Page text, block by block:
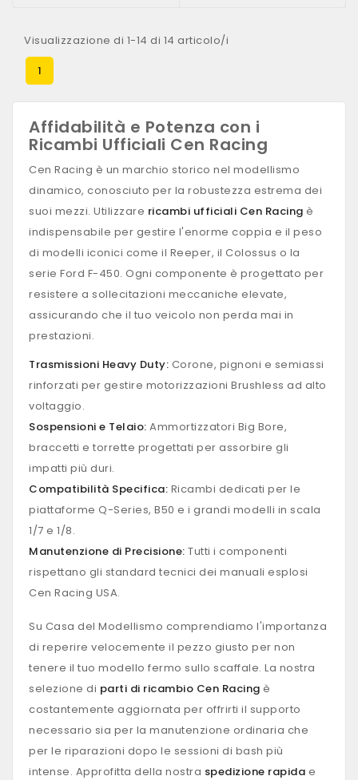
Visualizzazione di 1-14 di 14 articolo/i
1
Affidabilità e Potenza con i
Ricambi Ufficiali Cen Racing
Cen Racing è un marchio storico nel modellismo
dinamico, conosciuto per la robustezza estrema dei
suoi mezzi. Utilizzare ricambi ufficiali Cen Racing è
indispensabile per gestire l'enorme coppia e il peso
di modelli iconici come il Reeper, il Colossus o la
serie Ford F-450. Ogni componente è progettato per
resistere a sollecitazioni meccaniche elevate,
assicurando che il tuo veicolo non perda mai in
prestazioni.
Trasmissioni Heavy Duty: Corone, pignoni e semiassi
rinforzati per gestire motorizzazioni Brushless ad alto
voltaggio.
Sospensioni e Telaio: Ammortizzatori Big Bore,
braccetti e torrette progettati per assorbire gli
impatti più duri.
Compatibilità Specifica: Ricambi dedicati per le
piattaforme Q-Series, B50 e i grandi modelli in scala
1/7 e 1/8.
Manutenzione di Precisione: Tutti i componenti
rispettano gli standard tecnici dei manuali esplosi
Cen Racing USA.
Su Casa del Modellismo comprendiamo l'importanza
di reperire velocemente il pezzo giusto per non
tenere il tuo modello fermo sullo scaffale. La nostra
selezione di parti di ricambio Cen Racing è
costantemente aggiornata per offrirti il supporto
necessario sia per la manutenzione ordinaria che
per le riparazioni dopo le sessioni di bash più
intense. Approfitta della nostra spedizione rapida e